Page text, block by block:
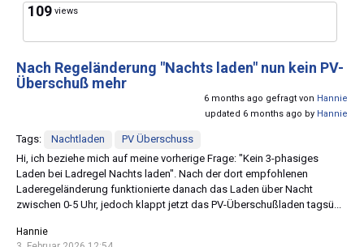
109 views
Nach Regeländerung "Nachts laden" nun kein PV-
Überschuß mehr
6 months ago gefragt von Hannie
updated 6 months ago by Hannie
Tags: Nachtladen
PV Überschuss
Hi, ich beziehe mich auf meine vorherige Frage: "Kein 3-phasiges
Laden bei Ladregel Nachts laden". Nach der dort empfohlenen
Laderegeländerung funktionierte danach das Laden über Nacht
zwischen 0-5 Uhr, jedoch klappt jetzt das PV-Überschußladen tagsü...
Hannie